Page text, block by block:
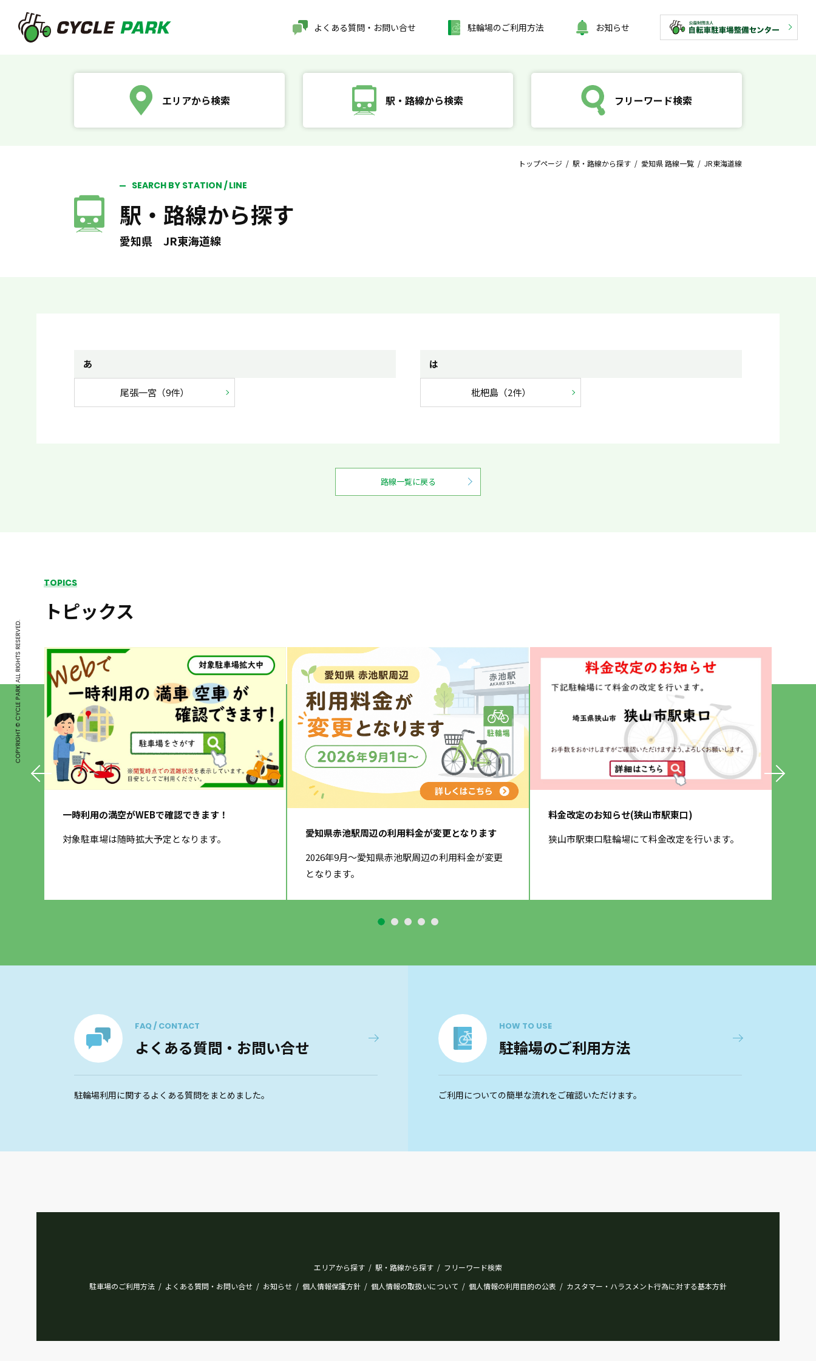
よくある質問・お問い合せ 駐輪場のご利用方法 お知らせ
エリアから検索 駅・路線から検索 フリーワード検索
トップページ / 駅・路線から探す / 愛知県 路線一覧 / JR東海道線
SEARCH BY STATION / LINE
駅・路線から探す
愛知県 JR東海道線
あ
尾張一宮（9件）
は
枇杷島（2件）
路線一覧に戻る
TOPICS
トピックス
一時利用の満空がWEBで確認できます！
対象駐車場は随時拡大予定となります。
愛知県赤池駅周辺の利用料金が変更となります
2026年9月～愛知県赤池駅周辺の利用料金が変更
となります。
料金改定のお知らせ(狭山市駅東口)
狭山市駅東口駐輪場にて料金改定を行います。
FAQ / CONTACT
よくある質問・お問い合せ
駐輪場利用に関するよくある質問をまとめました。
HOW TO USE
駐輪場のご利用方法
ご利用についての簡単な流れをご確認いただけます。
エリアから探す / 駅・路線から探す / フリーワード検索
駐車場のご利用方法 / よくある質問・お問い合せ / お知らせ / 個人情報保護方針 / 個人情報の取扱いについて / 個人情報の利用目的の公表 / カスタマー・ハラスメント行為に対する基本方針
COPYRIGHT © CYCLE PARK ALL RIGHTS RESERVED.